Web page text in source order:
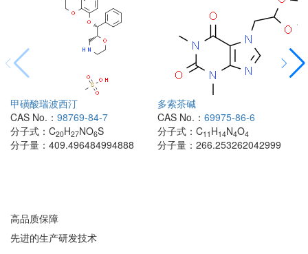
甲磺酸瑞波西汀
CAS No.： 98769-84-7
分子式： C20H27NO6S
分子量： 409.496484994888
多索茶碱
CAS No.： 69975-86-6
分子式： C11 H14N4O4
分子量： 266.253262042999
高品质保障
先进的生产研发技术